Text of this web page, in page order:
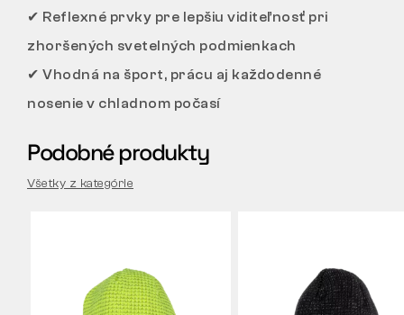
✔ Reflexné prvky pre lepšiu viditeľnosť pri
zhoršených svetelných podmienkach
✔ Vhodná na šport, prácu aj každodenné
nosenie v chladnom počasí
Podobné produkty
Všetky z kategórie